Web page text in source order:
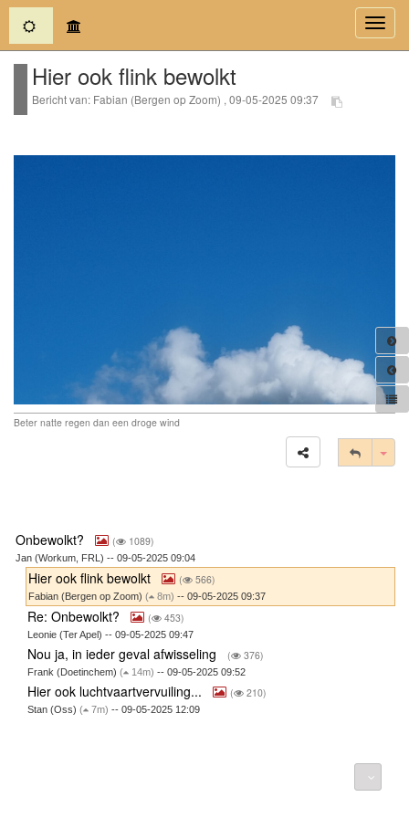
(current)
Hier ook flink bewolkt
Bericht van: Fabian (Bergen op Zoom) , 09-05-2025 09:37
Beter natte regen dan een droge wind
Onbewolkt? ( 1089)
Jan (Workum, FRL) -- 09-05-2025 09:04
Hier ook flink bewolkt ( 566)
Fabian (Bergen op Zoom) ( 8m) -- 09-05-2025 09:37
Re: Onbewolkt? ( 453)
Leonie (Ter Apel) -- 09-05-2025 09:47
Nou ja, in ieder geval afwisseling ( 376)
Frank (Doetinchem) ( 14m) -- 09-05-2025 09:52
Hier ook luchtvaartvervuiling... ( 210)
Stan (Oss) ( 7m) -- 09-05-2025 12:09